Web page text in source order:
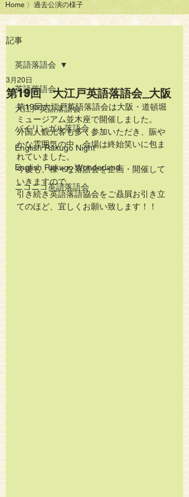
Home 〉過去公演の様子
記事
英語落語会
大江戸英語落語会
バイリンガル落語会
English Rakugo Night
English Rakugo Wonderland
ニコニコ英語落語会
英語落語会
第19回 大江戸英語落語会_大阪
3月20日
第19回大江戸英語落語会は大阪・道頓堀
ミュージアム並木座で開催しました。
外国人観光客も多く参加いただき、賑や
かな雰囲気の中、会場は終始笑いに包ま
れていました。
今後も、様々な落語会を企画・開催して
いきますので、
引き続き英語落語協会をご贔屓お引き立
てのほど、宜しくお願い致します！！